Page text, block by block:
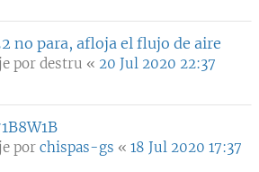
no para, afloja el flujo de aire
por destru « 20 Jul 2020 22:37
por chispas-gs « 18 Jul 2020 17:37